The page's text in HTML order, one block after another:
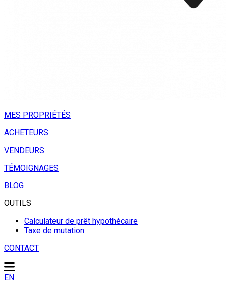
MES PROPRIÉTÉS
ACHETEURS
VENDEURS
TÉMOIGNAGES
BLOG
OUTILS
Calculateur de prêt hypothécaire
Taxe de mutation
CONTACT
EN